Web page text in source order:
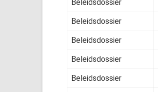
Beleidsdossier
Beleidsdossier
Beleidsdossier
Beleidsdossier
Beleidsdossier